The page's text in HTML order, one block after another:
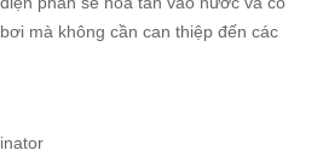
mà không cần can thiệp đến các